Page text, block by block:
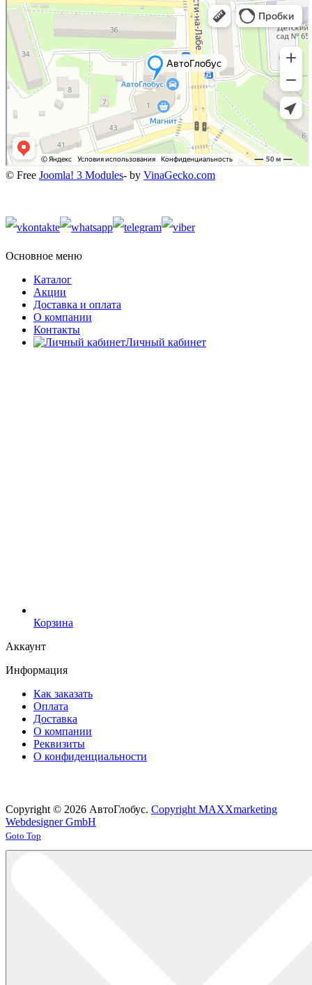
© Free Joomla! 3 Modules- by VinaGecko.com
Основное меню
Каталог
Акции
Доставка и оплата
О компании
Контакты
Личный кабинет
Корзина
Аккаунт
Информация
Как заказать
Оплата
Доставка
О компании
Реквизиты
О конфиденциальности
Copyright © 2026 АвтоГлобус. Copyright MAXXmarketing
Webdesigner GmbH
Joomla! 3 Templates
Goto Top